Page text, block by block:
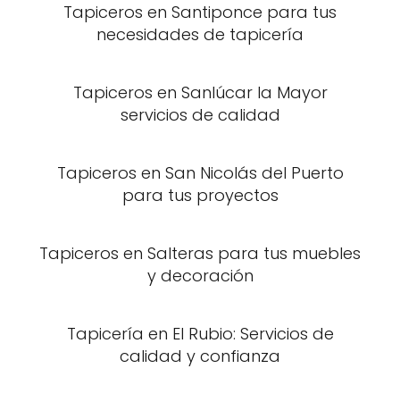
Tapiceros en Santiponce para tus
necesidades de tapicería
Tapiceros en Sanlúcar la Mayor
servicios de calidad
Tapiceros en San Nicolás del Puerto
para tus proyectos
Tapiceros en Salteras para tus muebles
y decoración
Tapicería en El Rubio: Servicios de
calidad y confianza